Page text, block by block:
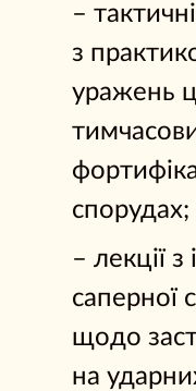
–
з
уражень
спорудах;
– лекції
саперної
щодо
на